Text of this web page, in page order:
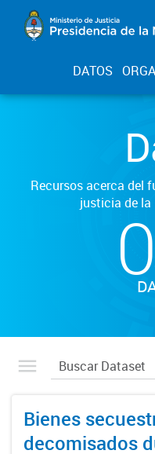
DATOS
Recursos acerca del
justicia de la
Bienes
decomisados